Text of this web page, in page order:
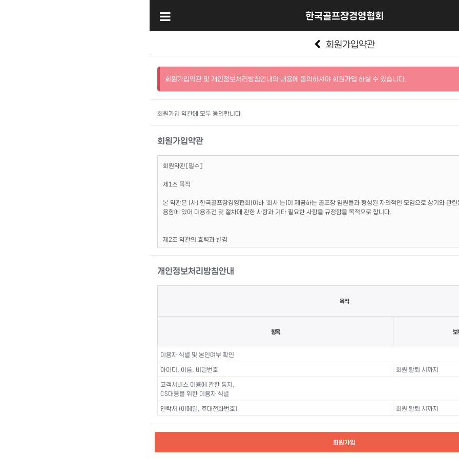
한국골프장경영협회
회원가입약관
회원가입약관 및 개인정보처리방침안내의 내용에 동의하셔야 회원가입 하실 수 있습니다.
회원가입 약관에 모두 동의합니다
회원가입약관
개인정보처리방침안내
목적
항목 보
이용자 식별 및 본인여부 확인
아이디, 이름, 비밀번호
회원 탈퇴 시까지
고객서비스 이용에 관한 통지,
CS대응을 위한 이용자 식별
연락처 (이메일, 휴대전화번호)
회원 탈퇴 시까지
회원가입